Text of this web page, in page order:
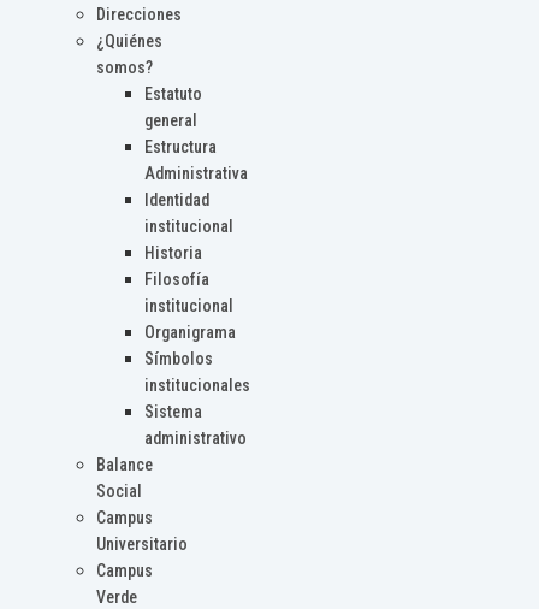
Direcciones
¿Quiénes
somos?
Estatuto
general
Estructura
Administrativa
Identidad
institucional
Historia
Filosofía
institucional
Organigrama
Símbolos
institucionales
Sistema
administrativo
Balance
Social
Campus
Universitario
Campus
Verde